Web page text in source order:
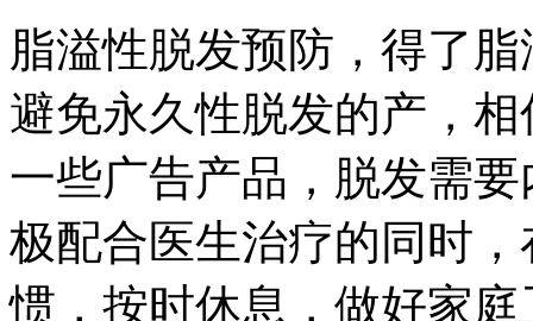
脂溢性脱发预防，得了
避免永久性脱发的产，
一些广告产品，脱发需
极配合医生治疗的同时
惯，按时休息，做好家